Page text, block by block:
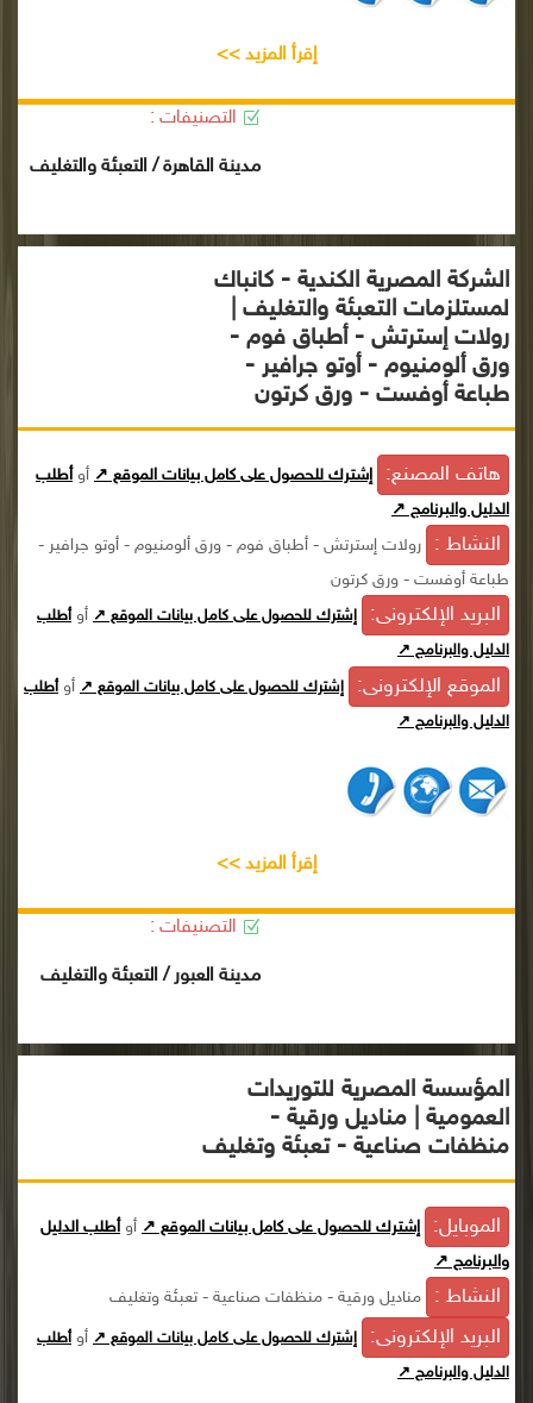
إقرأ المزيد >>
التصنيفات :
مدينة القاهرة / التعبئة والتغليف
الشركة المصرية الكندية - كانباك
لمستلزمات التعبئة والتغليف |
رولات إسترتش - أطباق فوم -
ورق ألومنيوم - أوتو جرافير -
طباعة أوفست - ورق كرتون
هاتف المصنع: إشترك للحصول على كامل بيانات الموقع ↗ أوأطلب
الدليل والبرنامج ↗
النشاط :
رولات إسترتش - أطباق فوم - ورق ألومنيوم - أوتو جرافير -
طباعة أوفست - ورق كرتون
البريد الإلكترونى: إشترك للحصول على كامل بيانات الموقع ↗ أوأطلب
الدليل والبرنامج ↗
الموقع الإلكترونى: إشترك للحصول على كامل بيانات الموقع ↗ أوأطلب
الدليل والبرنامج ↗
إقرأ المزيد >>
التصنيفات :
مدينة العبور / التعبئة والتغليف
المؤسسة المصرية للتوريدات
العمومية | مناديل ورقية -
منظفات صناعية - تعبئة وتغليف
الموبايل: إشترك للحصول على كامل بيانات الموقع ↗ أوأطلب الدليل
والبرنامج ↗
النشاط : مناديل ورقية - منظفات صناعية - تعبئة وتغليف
البريد الإلكترونى: إشترك للحصول على كامل بيانات الموقع ↗ أوأطلب
الدليل والبرنامج ↗